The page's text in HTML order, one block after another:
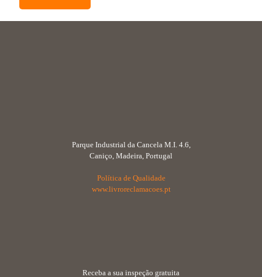
Parque Industrial da Cancela M.I. 4.6,
Caniço, Madeira, Portugal
Política de Qualidade
www.livroreclamacoes.pt
Receba a sua inspeção gratuita